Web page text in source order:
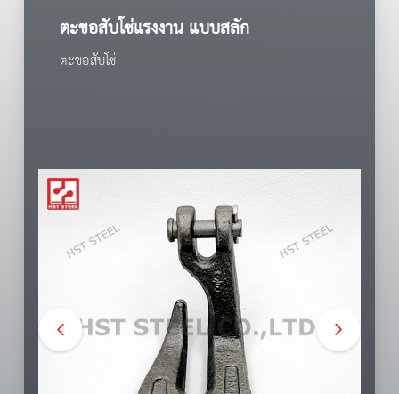
ตะขอสับโซ่แรงงาน แบบสลัก
ตะขอสับโซ่